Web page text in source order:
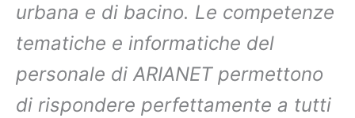
urbana e di bacino. Le competenze
tematiche e informatiche del
personale di ARIANET permettono
di rispondere perfettamente a tutti